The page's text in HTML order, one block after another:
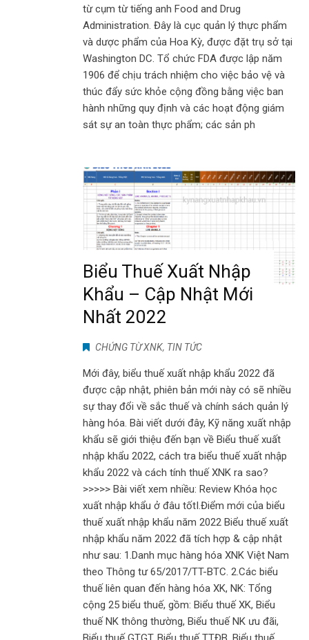
từ cụm từ tiếng anh Food and Drug
Administration. Đây là cục quản lý thực phẩm
và dược phẩm của Hoa Kỳ, được đặt trụ sở tại
Washington DC. Tổ chức FDA được lập năm
1906 để chịu trách nhiệm cho việc bảo vệ và
thúc đẩy sức khỏe cộng đồng bằng việc ban
hành những quy định và các hoạt động giám
sát sự an toàn thực phẩm; các sản ph
Biểu Thuế Xuất Nhập
Khẩu – Cập Nhật Mới
Nhất 2022
CHỨNG TỪ XNK, TIN TỨC
Mới đây, biểu thuế xuất nhập khẩu 2022 đã
được cập nhật, phiên bản mới này có sẽ nhiều
sự thay đổi về sắc thuế và chính sách quản lý
hàng hóa. Bài viết dưới đây, Kỹ năng xuất nhập
khẩu sẽ giới thiệu đến bạn về Biểu thuế xuất
nhập khẩu 2022, cách tra biểu thuế xuất nhập
khẩu 2022 và cách tính thuế XNK ra sao?
>>>>> Bài viết xem nhiều: Review Khóa học
xuất nhập khẩu ở đâu tốt ​I.Điểm mới của biểu
thuế xuất nhập khẩu năm 2022 Biểu thuế xuất
nhập khẩu năm 2022 đã tích hợp & cập nhật
như sau: 1.Danh mục hàng hóa XNK Việt Nam
theo Thông tư 65/2017/TT-BTC. 2.Các biểu
thuế liên quan đến hàng hóa XK, NK: Tổng
cộng 25 biểu thuế, gồm: Biểu thuế XK, Biểu
thuế NK thông thường, Biểu thuế NK ưu đãi,